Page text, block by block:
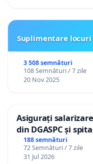
Suplimentare
3 508 semnături
108 Semnături / 7 zile
20 Nov 2025
Asigurați
din DGASPC și
188 semnături
72 Semnături / 7 zile
31 Jul 2026